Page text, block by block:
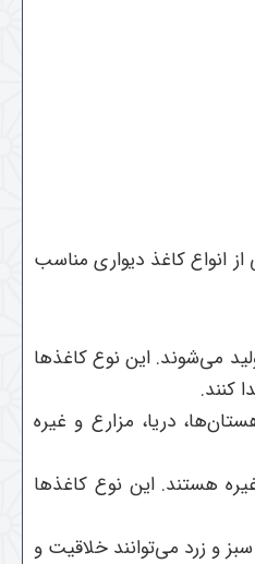
انواع کاغذ دیواری مناسب
می‌شوند. این نوع کاغذها
کنند.
دریا، مزارع و غیره
هستند. این نوع کاغذها
و زرد می‌توانند خلاقیت و